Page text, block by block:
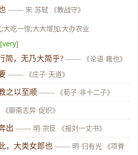
—— 宋·苏轼 《教战守》
大吃一惊;大大增加;大办农业
[very]
简，无乃大简乎? —— 《论语·雍也》
—— 《庄子·天道》
之以至顺 —— 《荀子·非十二子》
《聊斋志异·促织》
出 —— 明·宗臣 《报刘一丈书》
，大类女郎也 —— 明·归有光 《项脊